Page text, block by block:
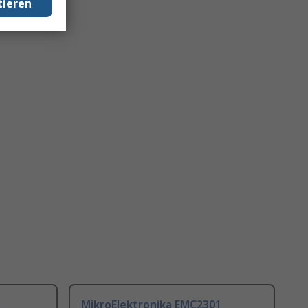
MikroElektronika EMC2301